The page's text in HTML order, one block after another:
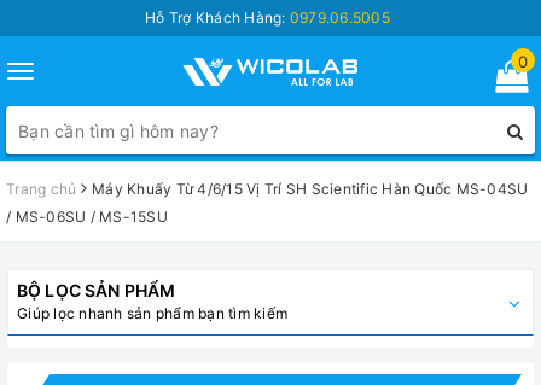
Hỗ Trợ Khách Hàng: 0979.06.5005
Toggle
navigation
0
Trang chủ
Máy Khuấy Từ 4/6/15 Vị Trí SH Scientific Hàn Quốc MS-04SU
/ MS-06SU / MS-15SU
BỘ LỌC SẢN PHẨM
Giúp lọc nhanh sản phẩm bạn tìm kiếm